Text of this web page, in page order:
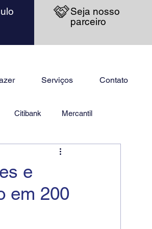
Seja nosso
parceiro
Serviços Contato
Citibank Mercantil
e
em 200